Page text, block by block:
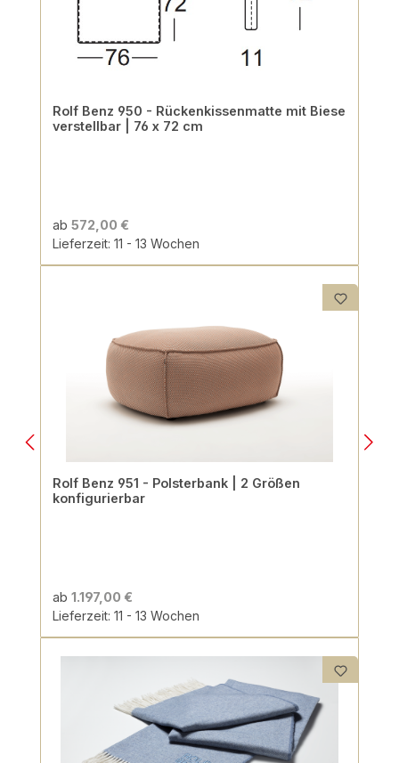
Rolf Benz 950 - Rückenkissenmatte mit Biese
verstellbar | 76 x 72 cm
ab 572,00 €
Lieferzeit: 11 - 13 Wochen
Rolf Benz 951 - Polsterbank | 2 Größen
konfigurierbar
ab 1.197,00 €
Lieferzeit: 11 - 13 Wochen